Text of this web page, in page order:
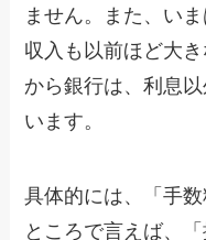
ません。また、い
収入も以前ほど大
から銀行は、利息
います。
具体的には、「手
ところで言えば、